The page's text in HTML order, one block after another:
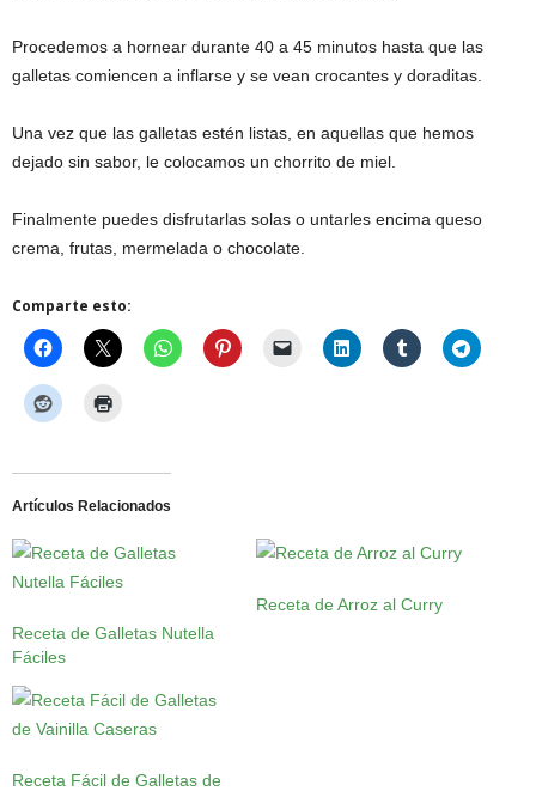
Procedemos a hornear durante 40 a 45 minutos hasta que las
galletas comiencen a inflarse y se vean crocantes y doraditas.
Una vez que las galletas estén listas, en aquellas que hemos
dejado sin sabor, le colocamos un chorrito de miel.
Finalmente puedes disfrutarlas solas o untarles encima queso
crema, frutas, mermelada o chocolate.
Comparte esto:
Artículos Relacionados
Receta de Galletas Nutella
Fáciles
Receta de Arroz al Curry
Receta Fácil de Galletas de